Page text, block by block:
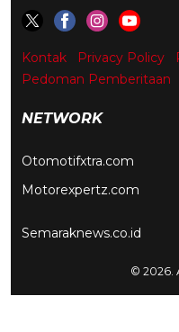
Kontak Privacy Policy
Pedoman Pemberitaan
NETWORK
Otomotifxtra.com
Motorexpertz.com
Semaraknews.co.id
© 2026.